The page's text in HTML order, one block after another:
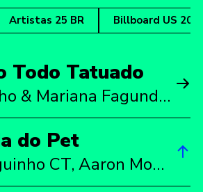
Artistas 25 BR Billboard US 200
Todo Tatuado
Jeninho & Mariana Fagundes, Jeninho, Mariana Fagundes
do Pet
MC Iguinho CT, Aaron Modesto, MC Negão Original, Oldilla, Du\'L, MC Willian, DJ Aladin GDB